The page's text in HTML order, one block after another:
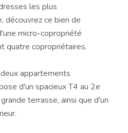
les plus
découvrez ce bien de
micro-copropriété
quatre copropriétaires.
appartements
d'un spacieux T4 au 2e
terrasse, ainsi que d'un